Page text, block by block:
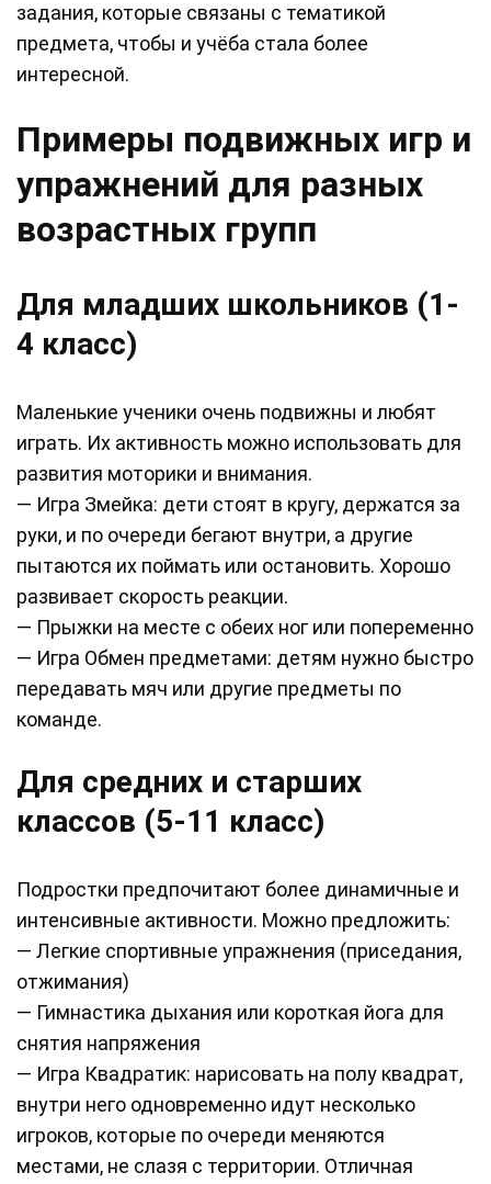
задания, которые связаны с тематикой
предмета, чтобы и учёба стала более
интересной.
Примеры подвижных игр и
упражнений для разных
возрастных групп
Для младших школьников (1-
4 класс)
Маленькие ученики очень подвижны и любят
играть. Их активность можно использовать для
развития моторики и внимания.
— Игра Змейка: дети стоят в кругу, держатся за
руки, и по очереди бегают внутри, а другие
пытаются их поймать или остановить. Хорошо
развивает скорость реакции.
— Прыжки на месте с обеих ног или попеременно
— Игра Обмен предметами: детям нужно быстро
передавать мяч или другие предметы по
команде.
Для средних и старших
классов (5-11 класс)
Подростки предпочитают более динамичные и
интенсивные активности. Можно предложить:
— Легкие спортивные упражнения (приседания,
отжимания)
— Гимнастика дыхания или короткая йога для
снятия напряжения
— Игра Квадратик: нарисовать на полу квадрат,
внутри него одновременно идут несколько
игроков, которые по очереди меняются
местами, не слазя с территории. Отличная